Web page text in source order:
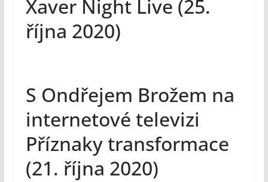
Xaver Night Live (25.
října 2020)
S Ondřejem Brožem na
internetové televizi
Příznaky transformace
(21. října 2020)